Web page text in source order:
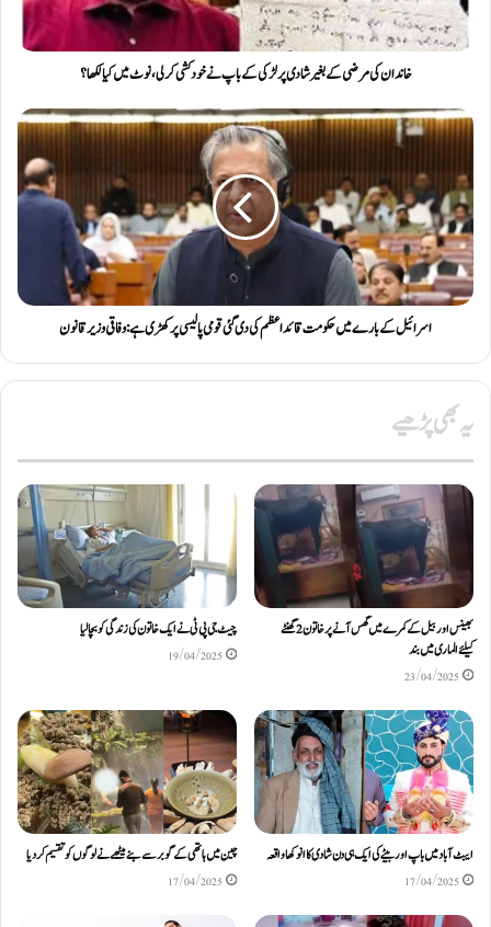
خاندان کی مرضی کے بغیر شادی پر لڑکی کے باپ نے خودکشی کرلی، نوٹ میں کیا لکھا؟
اسرائیل کے بارے میں حکومت قائداعظم کی دی گئی قومی پالیسی پرکھڑی ہے: وفاقی وزیرقانون
یہ بھی پڑھیے
بھینس اور بیل کے کمرے میں گھس آنے پر خاتون 2 گھنٹے
کیلئےالماری میں بند
23/04/2025
چیٹ جی پی ٹی نے ایک خاتون کی زندگی کو بچالیا
19/04/2025
ایبٹ آباد میں باپ اور بیٹے کی ایک ہی دن شادی کا انوکھا واقعہ
17/04/2025
چین میں ہاتھی کے گوبر سے بنے میٹھے نے لوگوں کو تقسیم کردیا
17/04/2025